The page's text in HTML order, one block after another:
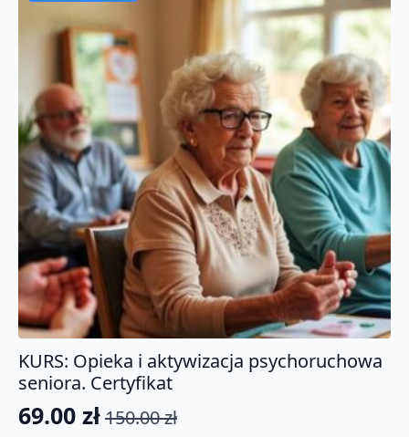
KURS: Opieka i aktywizacja psychoruchowa
seniora. Certyfikat
150.00zł
Pierwotna
69.00 zł
Aktualna